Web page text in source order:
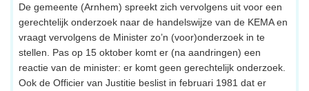
De gemeente (Arnhem) spreekt zich vervolgens uit voor een
gerechtelijk onderzoek naar de handelswijze van de KEMA en
vraagt vervolgens de Minister zo’n (voor)onderzoek in te
stellen. Pas op 15 oktober komt er (na aandringen) een
reactie van de minister: er komt geen gerechtelijk onderzoek.
Ook de Officier van Justitie beslist in februari 1981 dat er